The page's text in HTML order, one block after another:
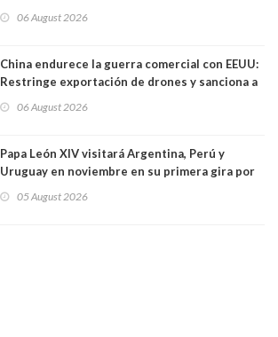
06 August 2026
China endurece la guerra comercial con EEUU:
Restringe exportación de drones y sanciona a
06 August 2026
Papa León XIV visitará Argentina, Perú y
Uruguay en noviembre en su primera gira por
05 August 2026